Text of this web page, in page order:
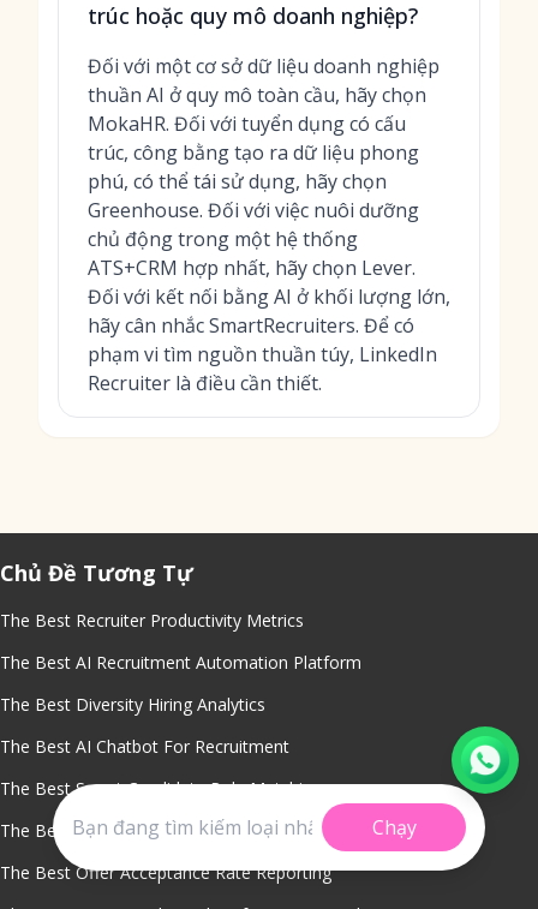
trúc hoặc quy mô doanh nghiệp?
Đối với một cơ sở dữ liệu doanh nghiệp
thuần AI ở quy mô toàn cầu, hãy chọn
MokaHR. Đối với tuyển dụng có cấu
trúc, công bằng tạo ra dữ liệu phong
phú, có thể tái sử dụng, hãy chọn
Greenhouse. Đối với việc nuôi dưỡng
chủ động trong một hệ thống
ATS+CRM hợp nhất, hãy chọn Lever.
Đối với kết nối bằng AI ở khối lượng lớn,
hãy cân nhắc SmartRecruiters. Để có
phạm vi tìm nguồn thuần túy, LinkedIn
Recruiter là điều cần thiết.
Chạy
Chủ Đề Tương Tự
The Best Recruiter Productivity Metrics
The Best AI Recruitment Automation Platform
The Best Diversity Hiring Analytics
The Best AI Chatbot For Recruitment
The Best Smart Candidate Role Matching
The Best Cloud Based Talent Repository
The Best Offer Acceptance Rate Reporting